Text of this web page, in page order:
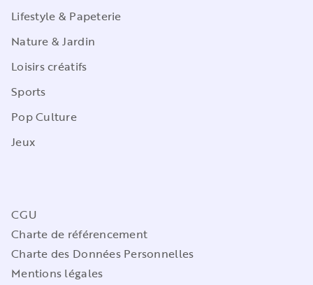
Lifestyle & Papeterie
Nature & Jardin
Loisirs créatifs
Sports
Pop Culture
Jeux
CGU
Charte de référencement
Charte des Données Personnelles
Mentions légales